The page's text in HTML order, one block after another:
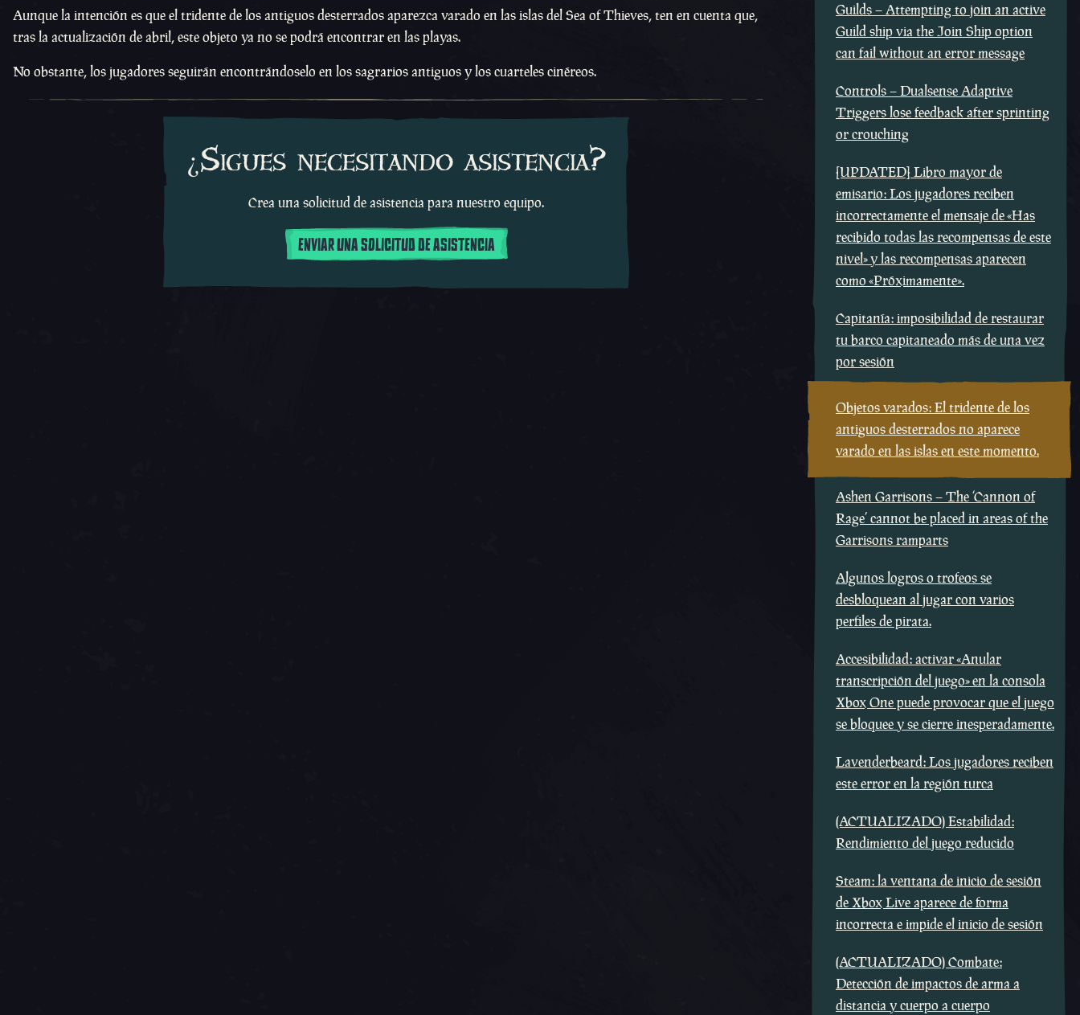
Aunque la intención es que el tridente de los antiguos desterrados aparezca varado en las islas del Sea of Thieves, ten en cuenta que,
tras la actualización de abril, este objeto ya no se podrá encontrar en las playas.
No obstante, los jugadores seguirán encontrándoselo en los sagrarios antiguos y los cuarteles cinéreos.
¿Sigues necesitando asistencia?
Crea una solicitud de asistencia para nuestro equipo.
ENVIAR UNA SOLICITUD DE ASISTENCIA
Guilds – Attempting to join an active
Guild ship via the Join Ship option
can fail without an error message
Controls – Dualsense Adaptive
Triggers lose feedback after sprinting
or crouching
[UPDATED] Libro mayor de
emisario: Los jugadores reciben
incorrectamente el mensaje de «Has
recibido todas las recompensas de este
nivel» y las recompensas aparecen
como «Próximamente».
Capitanía: imposibilidad de restaurar
tu barco capitaneado más de una vez
por sesión
Objetos varados: El tridente de los
antiguos desterrados no aparece
varado en las islas en este momento.
Ashen Garrisons – The ‘Cannon of
Rage’ cannot be placed in areas of the
Garrisons ramparts
Algunos logros o trofeos se
desbloquean al jugar con varios
perfiles de pirata.
Accesibilidad: activar «Anular
transcripción del juego» en la consola
Xbox One puede provocar que el juego
se bloquee y se cierre inesperadamente.
Lavenderbeard: Los jugadores reciben
este error en la región turca
(ACTUALIZADO) Estabilidad:
Rendimiento del juego reducido
Steam: la ventana de inicio de sesión
de Xbox Live aparece de forma
incorrecta e impide el inicio de sesión
(ACTUALIZADO) Combate:
Detección de impactos de arma a
distancia y cuerpo a cuerpo